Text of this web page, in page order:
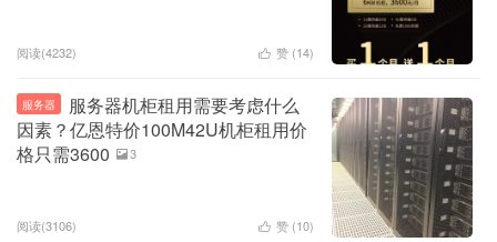
阅读(4232)  赞 (14)
服务器
服务器机柜租用需要考虑什么
因素？亿恩特价100M42U机柜租用价
格只需3600
3
阅读(3106)  赞 (10)